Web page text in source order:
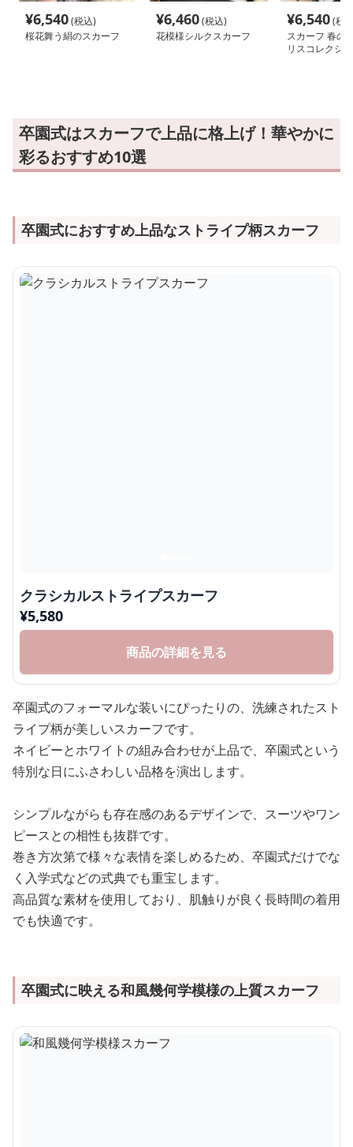
¥6,540(税込)
桜花舞う絹のスカーフ
¥6,460(税込)
花模様シルクスカーフ
¥6,540(税
スカーフ 春の
リスコレクシ
卒園式はスカーフで上品に格上げ！華やかに
彩るおすすめ10選
卒園式におすすめ上品なストライプ柄スカーフ
クラシカルストライプスカーフ
¥5,580
商品の詳細を見る
卒園式のフォーマルな装いにぴったりの、洗練されたスト
ライプ柄が美しいスカーフです。
ネイビーとホワイトの組み合わせが上品で、卒園式という
特別な日にふさわしい品格を演出します。
シンプルながらも存在感のあるデザインで、スーツやワン
ピースとの相性も抜群です。
巻き方次第で様々な表情を楽しめるため、卒園式だけでな
く入学式などの式典でも重宝します。
高品質な素材を使用しており、肌触りが良く長時間の着用
でも快適です。
卒園式に映える和風幾何学模様の上質スカーフ